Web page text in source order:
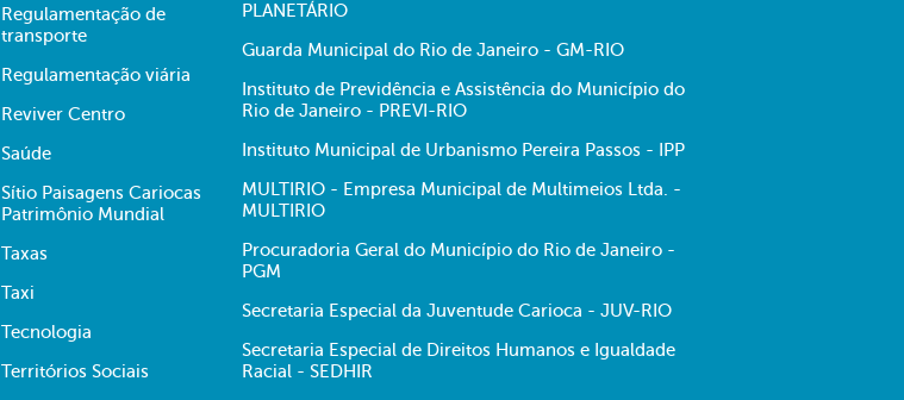
Regulamentação de
transporte
Regulamentação viária
Reviver Centro
Saúde
Sítio Paisagens Cariocas
Patrimônio Mundial
Taxas
Taxi
Tecnologia
Territórios Sociais
PLANETÁRIO
Guarda Municipal do Rio de Janeiro - GM-RIO
Instituto de Previdência e Assistência do Município do
Rio de Janeiro - PREVI-RIO
Instituto Municipal de Urbanismo Pereira Passos - IPP
MULTIRIO - Empresa Municipal de Multimeios Ltda. -
MULTIRIO
Procuradoria Geral do Município do Rio de Janeiro -
PGM
Secretaria Especial da Juventude Carioca - JUV-RIO
Secretaria Especial de Direitos Humanos e Igualdade
Racial - SEDHIR